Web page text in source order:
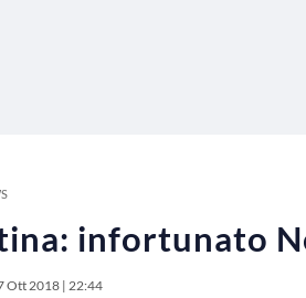
infortunato
Ott 2018 | 22:44